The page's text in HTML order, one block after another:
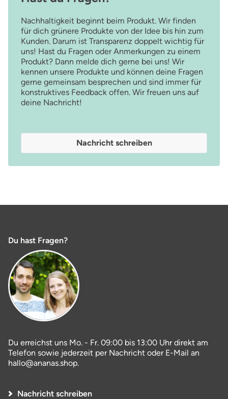
Nachhaltigkeit beginnt beim Produkt. Wir finden
für dich grünere Produkte von der Idee bis hin zum
Kunden. Darum ist Transparenz doppelt wichtig für
uns! Hast du Fragen oder Anmerkungen zu einem
Produkt? Dann melde dich gerne bei uns! Wir
kennen unsere Produkte und können deine Fragen
gerne gemeinsam besprechen und sind immer für
konstruktives Feedback offen. Wir freuen uns auf
deine Nachricht!
Nachricht schreiben
Du hast Fragen?
Du erreichst uns Mo. - Fr. 09:00 bis 13:00 Uhr direkt am
Telefon sowie jederzeit per Nachricht oder E-Mail an
hallo@ananas.shop.
Nachricht schreiben